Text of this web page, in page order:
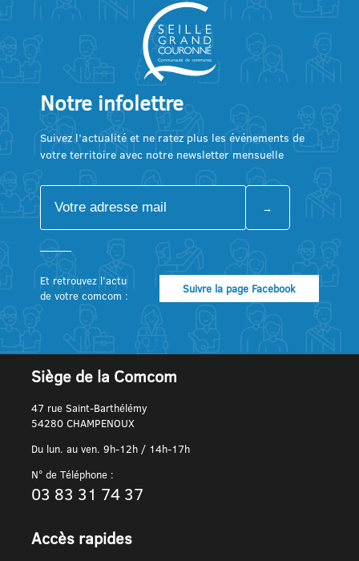
Notre infolettre
Suivez l’actualité et ne ratez plus les événements de
votre territoire avec notre newsletter mensuelle
Et retrouvez l’actu
de votre comcom :
Suivre la page Facebook
Siège de la Comcom
47 rue Saint-Barthélémy
54280 CHAMPENOUX
Du lun. au ven. 9h-12h / 14h-17h
N° de Téléphone :
03 83 31 74 37
Accès rapides